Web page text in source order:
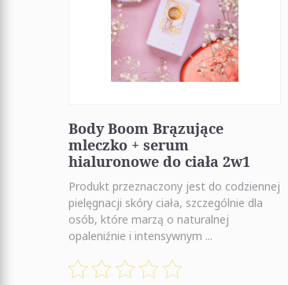
Body Boom Brązujące
mleczko + serum
hialuronowe do ciała 2w1
Produkt przeznaczony jest do codziennej
pielęgnacji skóry ciała, szczególnie dla
osób, które marzą o naturalnej
opaleniźnie i intensywnym ...